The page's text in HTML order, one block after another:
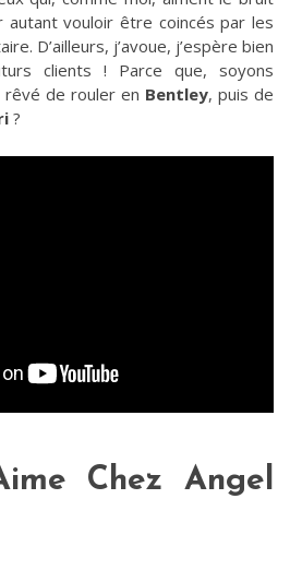
vouloir être coincés par les
D’ailleurs, j’avoue, j’espère bien
clients ! Parce que, soyons
rêvé de rouler en Bentley, puis de
?
Chez Angel